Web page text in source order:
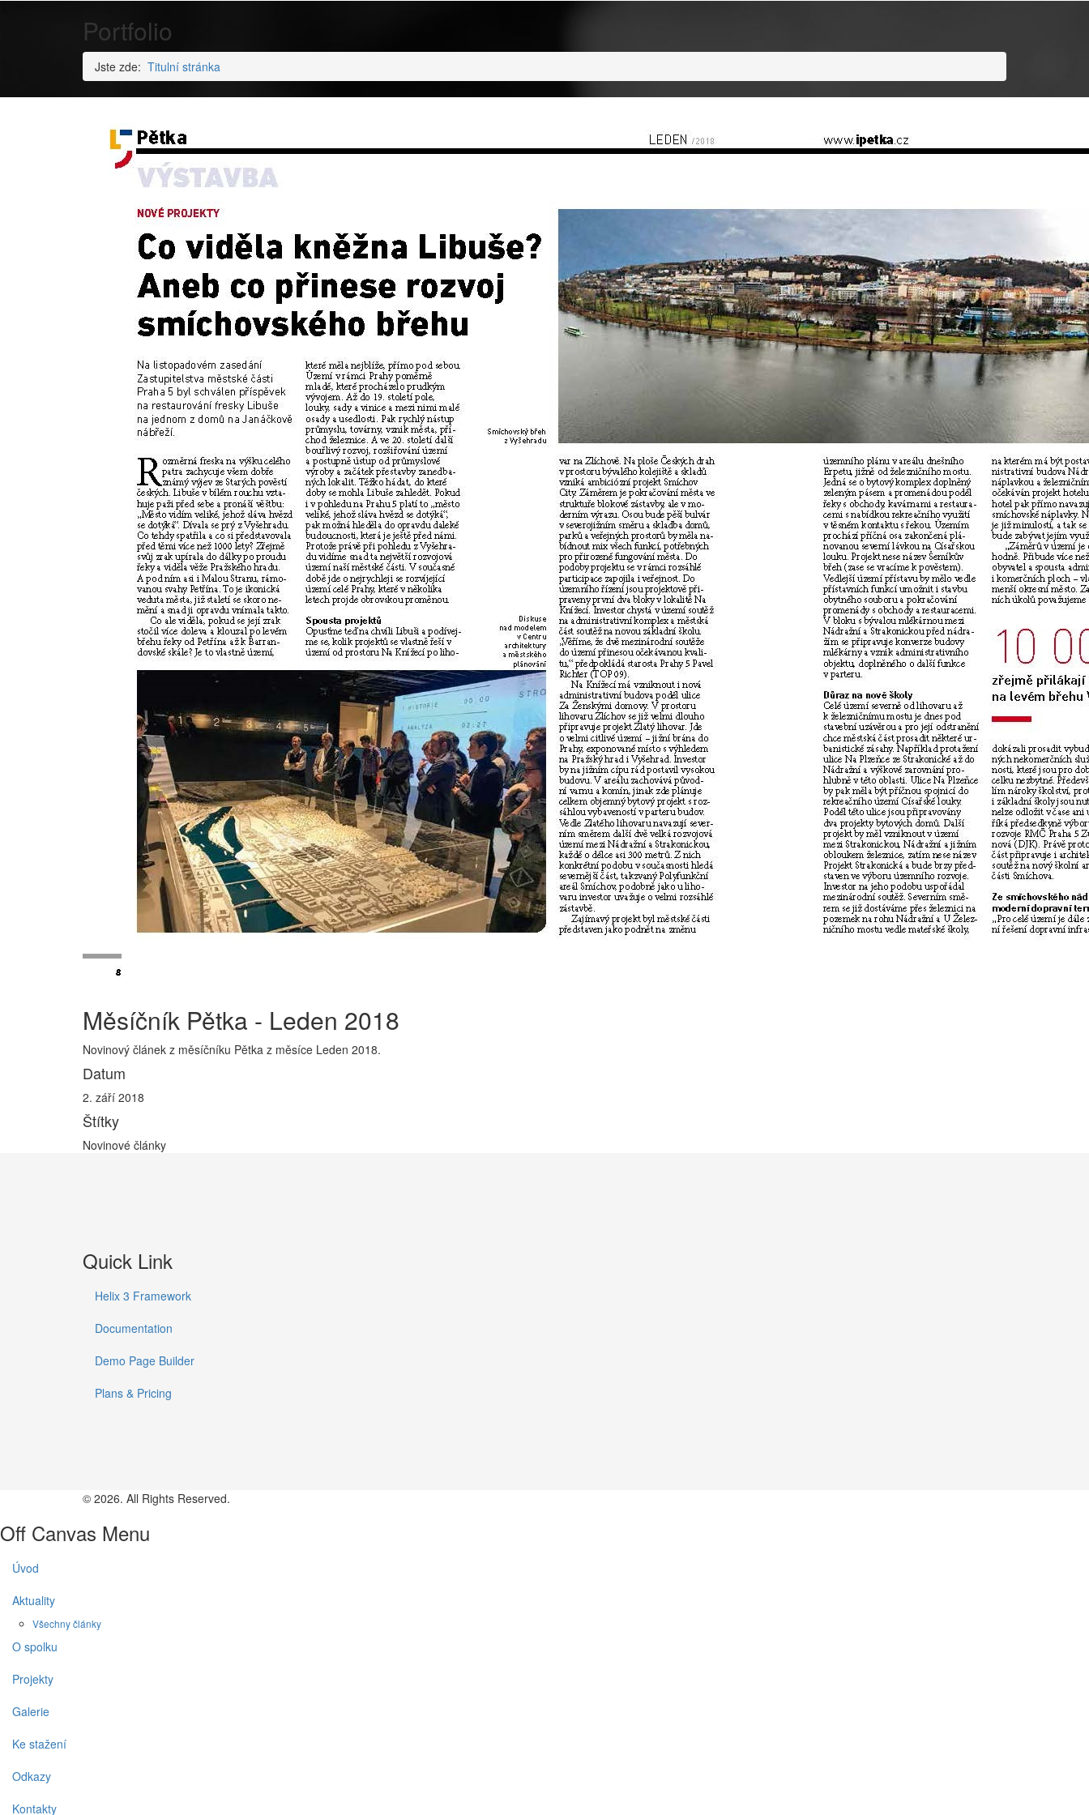
Portfolio
Jste zde: Titulní stránka
Měsíčník Pětka - Leden 2018
Novinový článek z měsíčníku Pětka z měsíce Leden 2018.
Datum
2. září 2018
Štítky
Novinové články
Quick Link
Helix 3 Framework
Documentation
Demo Page Builder
Plans & Pricing
© 2026. All Rights Reserved.
Off Canvas Menu
Úvod
Aktuality
Všechny články
O spolku
Projekty
Galerie
Ke stažení
Odkazy
Kontakty